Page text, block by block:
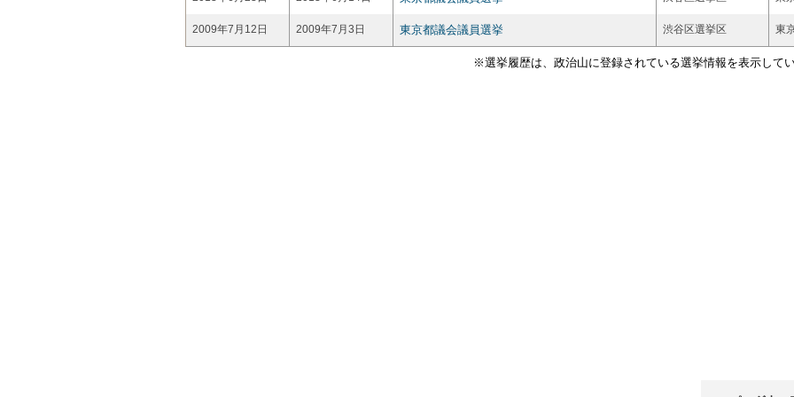
2009年7月12日 2009年7月3日 東京都議会議員選挙 渋谷区選挙区 東
※選挙履歴は、政治山に登録されている選挙情報を表示してい